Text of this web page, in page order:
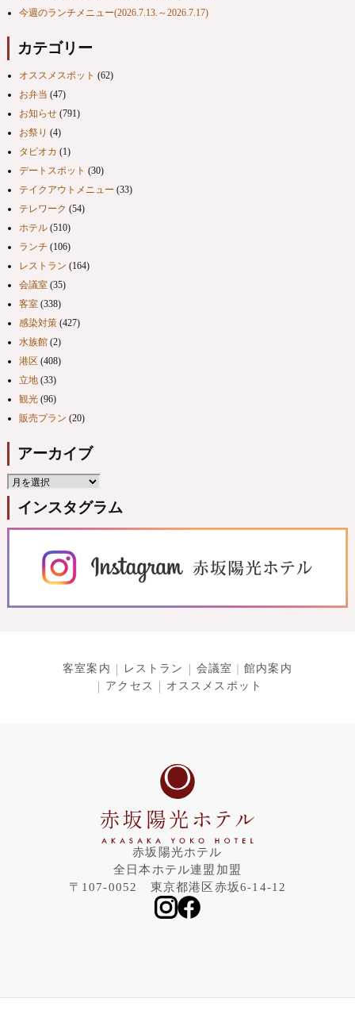
今週のランチメニュー(2026.7.13.～2026.7.17)
カテゴリー
オススメスポット (62)
お弁当 (47)
お知らせ(791)
お祭り (4)
タピオカ (1)
デートスポット (30)
テイクアウトメニュー (33)
テレワーク (54)
ホテル(510)
ランチ (106)
レストラン (164)
会議室(35)
客室(338)
感染対策(427)
水族館(2)
港区(408)
立地(33)
観光(96)
販売プラン (20)
アーカイブ
インスタグラム
客室案内 レストラン 会議室
館内案内
アクセス
オススメスポット
赤坂陽光ホテル
全日本ホテル連盟加盟
〒107-0052 東京都港区赤坂6-14-12